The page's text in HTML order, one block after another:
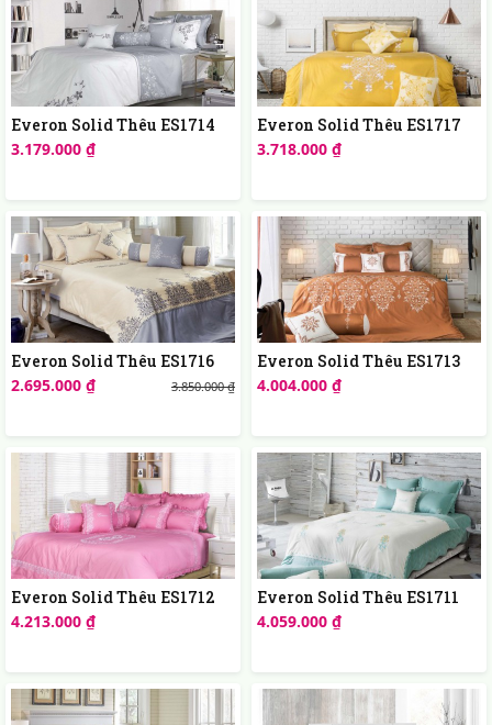
Everon Solid Thêu ES1714
3.179.000 ₫
Everon Solid Thêu ES1717
3.718.000 ₫
Everon Solid Thêu ES1716
3.850.000 ₫
2.695.000 ₫
Everon Solid Thêu ES1713
4.004.000 ₫
Everon Solid Thêu ES1712
4.213.000 ₫
Everon Solid Thêu ES1711
4.059.000 ₫